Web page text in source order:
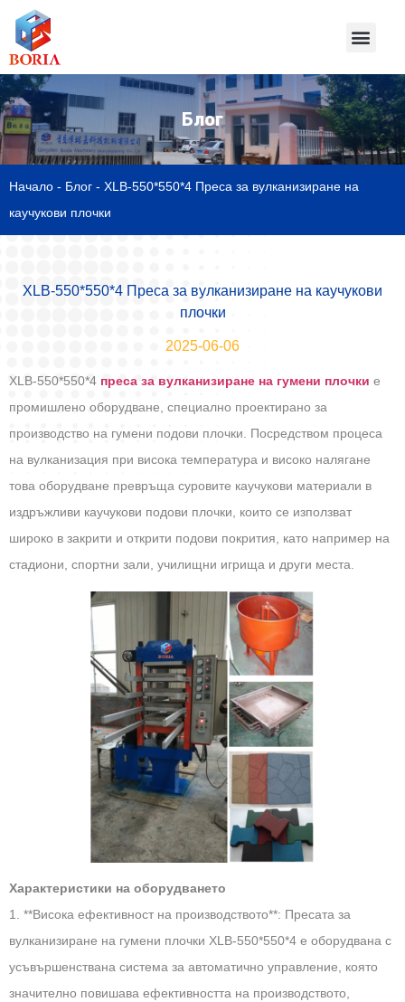
Блог
Начало - Блог - XLB-550*550*4 Преса за вулканизиране на
каучукови плочки
XLB-550*550*4 Преса за вулканизиране на каучукови
плочки
2025-06-06
XLB-550*550*4 преса за вулканизиране на гумени плочки е
промишлено оборудване, специално проектирано за
производство на гумени подови плочки. Посредством процеса
на вулканизация при висока температура и високо налягане
това оборудване превръща суровите каучукови материали в
издръжливи каучукови подови плочки, които се използват
широко в закрити и открити подови покрития, като например на
стадиони, спортни зали, училищни игрища и други места.
Характеристики на оборудването
1. **Висока ефективност на производството**: Пресата за
вулканизиране на гумени плочки XLB-550*550*4 е оборудвана с
усъвършенствана система за автоматично управление, която
значително повишава ефективността на производството,